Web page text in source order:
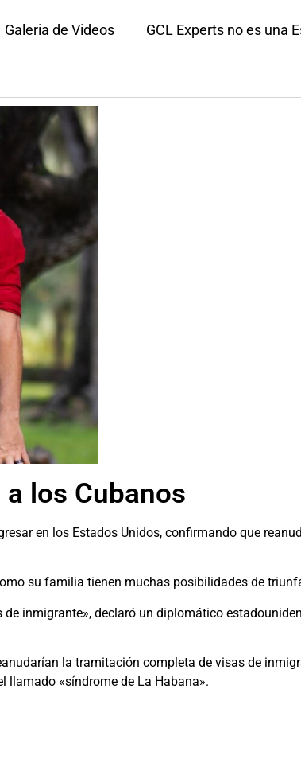
Galeria de Videos GCL Experts no es una
los Cubanos
en los Estados Unidos, confirmando que
su familia tienen muchas posibilidades de
inmigrante», declaró un diplomático
la tramitación completa de visas de
llamado «síndrome de La Habana».